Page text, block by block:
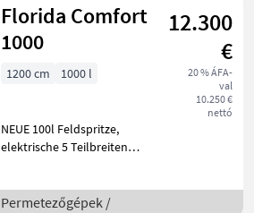
Florida Comfort
1000
12.300
€
20 % ÁFA-
val
10.250 €
nettó
1200 cm 1000 l
NEUE 100l Feldspritze,
elektrische 5 Teilbreiten
Klappung jeder Teilbreite,
Permetezőgépek /